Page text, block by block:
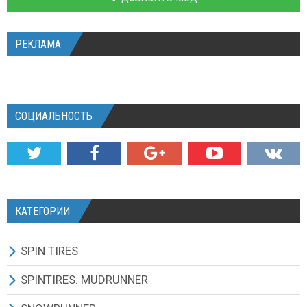
РЕКЛАМА
СОЦИАЛЬНОСТЬ
КАТЕГОРИИ
SPIN TIRES
СКАЧАТЬ ИГРУ
SPINTIRES: MUDRUNNER